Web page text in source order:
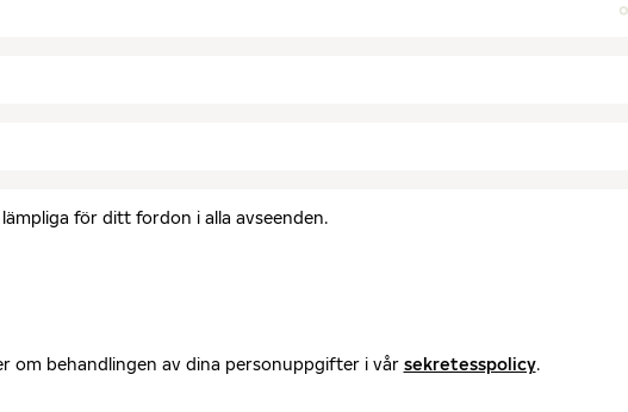
för ditt fordon i alla avseenden.
om behandlingen av dina personuppgifter i vår sekretesspolicy.